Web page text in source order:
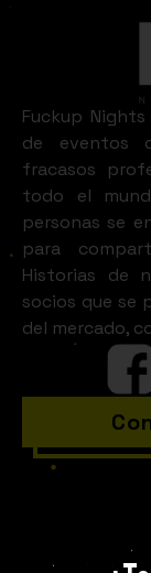
Fuckup
de eventos
fracasos
todo el
personas se
para
Historias de
socios que se
del mercado,